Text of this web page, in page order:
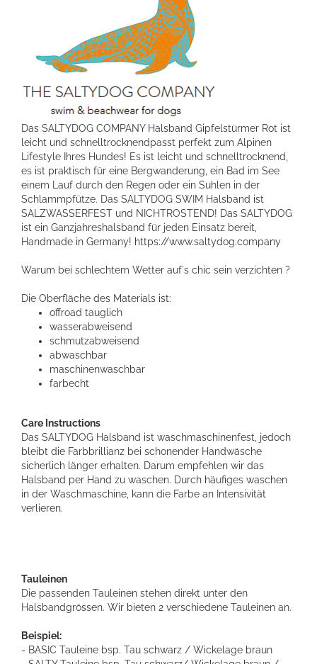
Das SALTYDOG COMPANY Halsband Gipfelstürmer Rot ist
leicht und schnelltrocknendpasst perfekt zum Alpinen
Lifestyle Ihres Hundes! Es ist leicht und schnelltrocknend,
es ist praktisch für eine Bergwanderung, ein Bad im See
einem Lauf durch den Regen oder ein Suhlen in der
Schlammpfütze. Das SALTYDOG SWIM Halsband ist
SALZWASSERFEST und NICHTROSTEND! Das SALTYDOG
ist ein Ganzjahreshalsband für jeden Einsatz bereit,
Handmade in Germany! https://www.saltydog.company
Warum bei schlechtem Wetter auf´s chic sein verzichten ?
Die Oberfläche des Materials ist:
offroad tauglich
wasserabweisend
schmutzabweisend
abwaschbar
maschinenwaschbar
farbecht
Care Instructions
Das SALTYDOG Halsband ist waschmaschinenfest, jedoch
bleibt die Farbbrillianz bei schonender Handwäsche
sicherlich länger erhalten. Darum empfehlen wir das
Halsband per Hand zu waschen. Durch häufiges waschen
in der Waschmaschine, kann die Farbe an Intensivität
verlieren.
Tauleinen
Die passenden Tauleinen stehen direkt unter den
Halsbandgrössen. Wir bieten 2 verschiedene Tauleinen an.
Beispiel:
- BASIC Tauleine bsp. Tau schwarz / Wickelage braun